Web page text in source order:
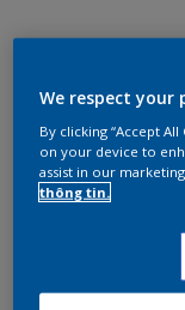
We respect your
By clicking “Accept
on your device to
assist in our
thông tin.